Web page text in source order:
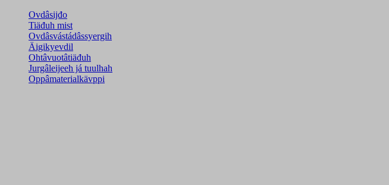
Ovdâsijđo
Tiäđuh mist
Ovdâsvástádâssyergih
Äigikyevdil
Ohtâvuotâtiäđuh
Jurgâleijeeh já tuulhah
Oppâmaterialkävppi